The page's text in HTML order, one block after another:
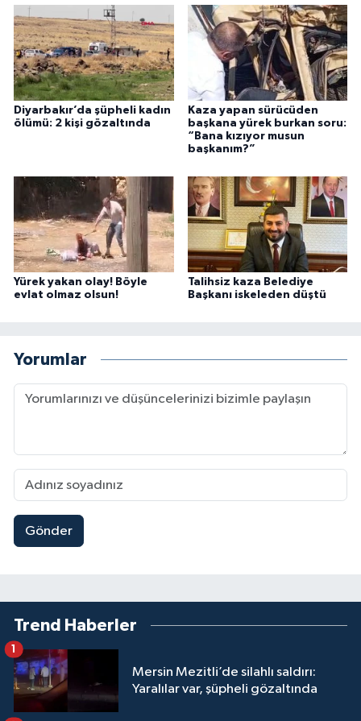
Diyarbakır’da şüpheli kadın
ölümü: 2 kişi gözaltında
Kaza yapan sürücüden
başkana yürek burkan soru:
“Bana kızıyor musun
başkanım?”
Yürek yakan olay! Böyle
evlat olmaz olsun!
Talihsiz kaza Belediye
Başkanı iskeleden düştü
Yorumlar
Gönder
Trend Haberler
Mersin Mezitli’de silahlı saldırı:
Yaralılar var, şüpheli gözaltında
1